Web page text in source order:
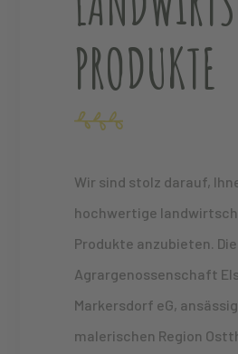
PRODUKTE
Wir sind stolz darauf,
hochwertige
Produkte anzubieten. Die
Agrargenossenschaft
Markersdorf eG,
malerischen Region